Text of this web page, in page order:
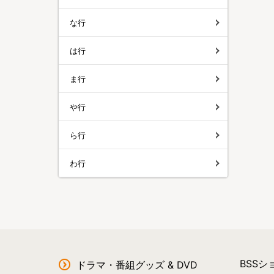
な行
は行
ま行
や行
ら行
わ行
ドラマ・番組グッズ & DVD BSSシ